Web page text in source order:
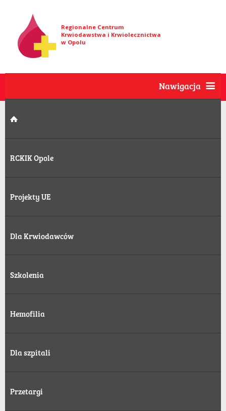
Regionalne Centrum
Krwiodawstwa i Krwiolecznictwa
w Opolu
Nawigacja
RCKIK Opole
Projekty UE
Dla Krwiodawców
Szkolenia
Hemofilia
Dla szpitali
Przetargi